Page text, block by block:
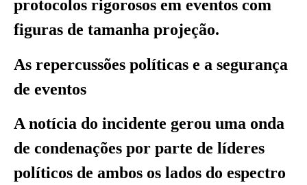
protocolos rigorosos em eventos com
figuras de tamanha projeção.
As repercussões políticas e a segurança
de eventos
A notícia do incidente gerou uma onda
de condenações por parte de líderes
políticos de ambos os lados do espectro